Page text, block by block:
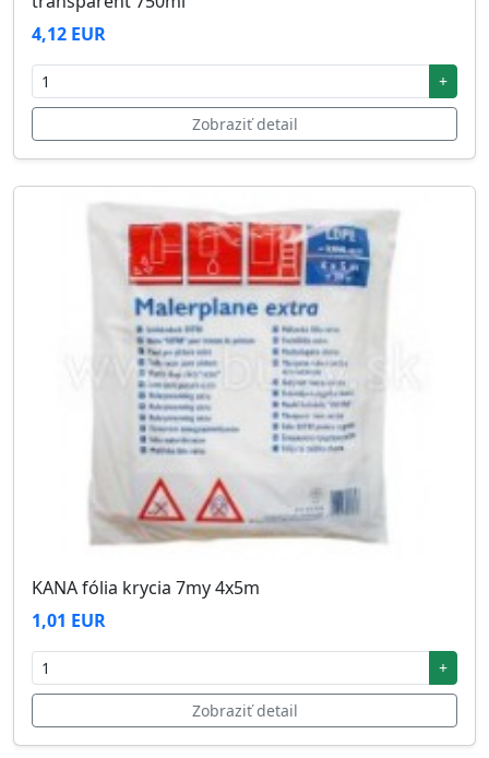
4,12 EUR
+
Zobraziť detail
KANA fólia krycia 7my 4x5m
1,01 EUR
+
Zobraziť detail